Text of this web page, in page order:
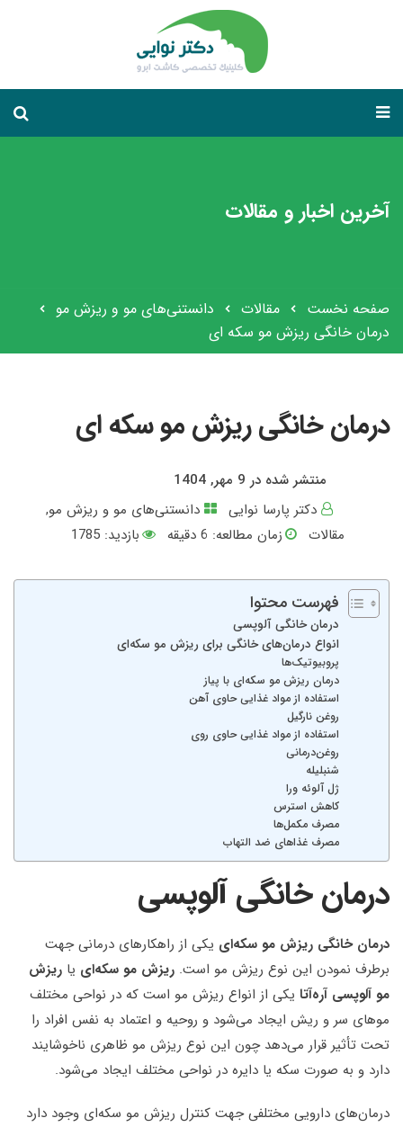
آخرین اخبار و مقالات
صفحه نخست مقالات
دانستنی‌های مو و ریزش مو
درمان خانگی ریزش مو سکه ای
درمان خانگی ریزش مو سکه ای
منتشر شده در 9 مهر, 1404
دکتر پارسا نوایی
دانستنی‌های مو و ریزش مو,
مقالات
زمان مطالعه: 6 دقیقه بازدید: 1785
فهرست محتوا
درمان خانگی آلوپسی
انواع درمان‌های خانگی برای ریزش مو سکه‌ای
پروبیوتیک‌ها
درمان ریزش مو سکه‌ای با پیاز
استفاده از مواد غذایی حاوی آهن
روغن نارگیل
استفاده از مواد غذایی حاوی روی
روغن‌درمانی
شنبلیله
ژل آلوئه ورا
کاهش استرس
مصرف مکمل‌ها
مصرف غذاهای ضد التهاب
درمان خانگی آلوپسی
درمان خانگی ریزش مو سکه‌ای یکی از راهکارهای درمانی جهت
برطرف نمودن این نوع ریزش مو است. ریزش مو سکه‌ای یا ریزش
مو آلوپسی آره‌آتا یکی از انواع ریزش مو است که در نواحی مختلف
موهای سر و ریش ایجاد می‌شود و روحیه و اعتماد به نفس افراد را
تحت تأثیر قرار می‌دهد چون این نوع ریزش مو ظاهری ناخوشایند
دارد و به صورت سکه یا دایره در نواحی مختلف ایجاد می‌شود.
درمان‌های دارویی مختلفی جهت کنترل ریزش مو سکه‌ای وجود دارد